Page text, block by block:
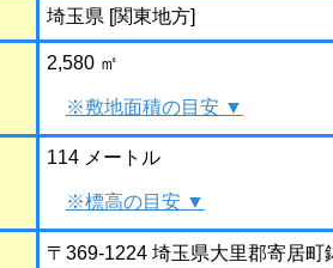
埼玉県 [関東地方]
2,580 ㎡
※敷地面積の目安 ▼
114 メートル
※標高の目安 ▼
〒369-1224 埼玉県大里郡寄居町